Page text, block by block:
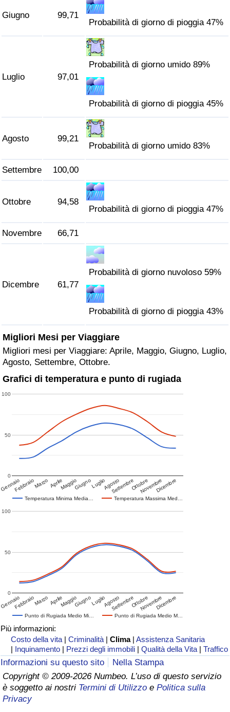
Giugno 99,71
Probabilità di giorno di pioggia 47%
Luglio 97,01
Probabilità di giorno umido 89%
Probabilità di giorno di pioggia 45%
Agosto 99,21
Probabilità di giorno umido 83%
Settembre 100,00
Ottobre 94,58
Probabilità di giorno di pioggia 47%
Novembre 66,71
Dicembre 61,77
Probabilità di giorno nuvoloso 59%
Probabilità di giorno di pioggia 43%
Migliori Mesi per Viaggiare
Migliori mesi per Viaggiare: Aprile, Maggio, Giugno, Luglio,
Agosto, Settembre, Ottobre.
Grafici di temperatura e punto di rugiada
Temperatura Minima Media… Temperatura Massima Med…
GennaioFebbraioMarzo AprileMaggioGiugnoLuglioAgosto
SettembreOttobreNovembreDicembre
0
50
100
Punto di Rugiada Medio Mi… Punto di Rugiada Medio M…
GennaioFebbraioMarzo AprileMaggioGiugnoLuglioAgosto
SettembreOttobreNovembreDicembre
0
50
100
Più informazioni:
Costo della vita |Criminalità |Clima |Assistenza Sanitaria
| Inquinamento | Prezzi degli immobili |Qualità della Vita |Traffico
Informazioni su questo sito
Nella Stampa
Copyright © 2009-2026 Numbeo. L’uso di questo servizio
è soggetto ai nostri Termini di Utilizzo e Politica sulla
Privacy